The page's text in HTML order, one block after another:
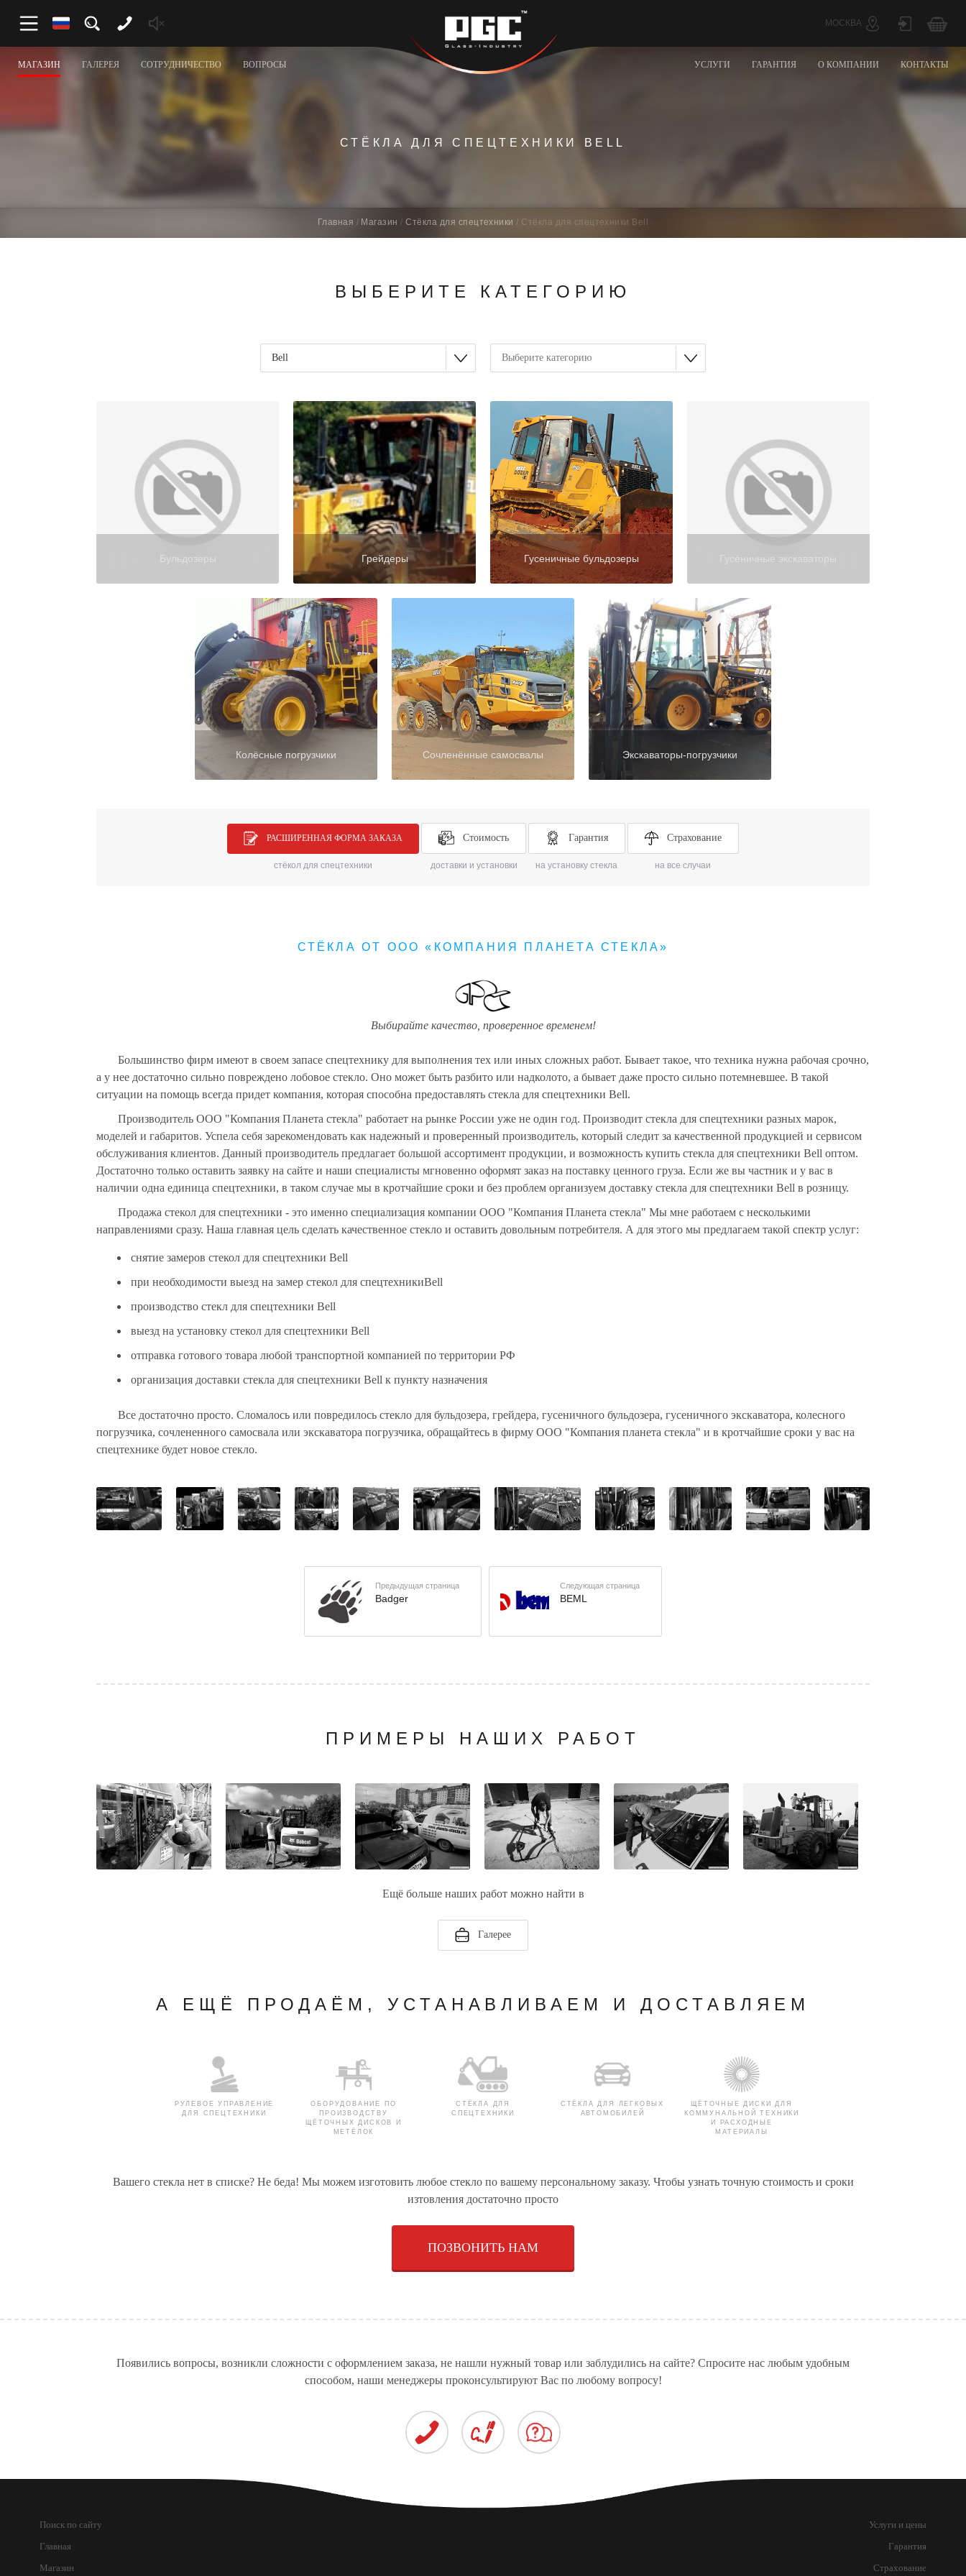
МОСКВА
МАГАЗИН ГАЛЕРЕЯ СОТРУДНИЧЕСТВО ВОПРОСЫ УСЛУГИ ГАРАНТИЯ О КОМПАНИИ КОНТАКТЫ
СТЁКЛА ДЛЯ СПЕЦТЕХНИКИ BELL
Главная Магазин Стёкла для спецтехники Стёкла для спецтехники Bell
ВЫБЕРИТЕ КАТЕГОРИЮ
Бульдозеры Грейдеры Гусеничные бульдозеры Гусеничные экскаваторы
Колёсные погрузчики Сочленённые самосвалы Экскаваторы-погрузчики
РАСШИРЕННАЯ ФОРМА ЗАКАЗА
стёкол для спецтехники
Стоимость
доставки и установки
Гарантия
на установку стекла
Страхование
на все случаи
СТЁКЛА ОТ ООО «КОМПАНИЯ ПЛАНЕТА СТЕКЛА»
Выбирайте качество, проверенное временем!
Большинство фирм имеют в своем запасе спецтехнику для выполнения тех или иных сложных работ. Бывает такое, что техника нужна рабочая срочно,
а у нее достаточно сильно повреждено лобовое стекло. Оно может быть разбито или надколото, а бывает даже просто сильно потемневшее. В такой
ситуации на помощь всегда придет компания, которая способна предоставлять стекла для спецтехники Bell.
Производитель ООО "Компания Планета стекла" работает на рынке России уже не один год. Производит стекла для спецтехники разных марок,
моделей и габаритов. Успела себя зарекомендовать как надежный и проверенный производитель, который следит за качественной продукцией и сервисом
обслуживания клиентов. Данный производитель предлагает большой ассортимент продукции, и возможность купить стекла для спецтехники Bell оптом.
Достаточно только оставить заявку на сайте и наши специалисты мгновенно оформят заказ на поставку ценного груза. Если же вы частник и у вас в
наличии одна единица спецтехники, в таком случае мы в кротчайшие сроки и без проблем организуем доставку стекла для спецтехники Bell в розницу.
Продажа стекол для спецтехники - это именно специализация компании ООО "Компания Планета стекла" Мы мне работаем с несколькими
направлениями сразу. Наша главная цель сделать качественное стекло и оставить довольным потребителя. А для этого мы предлагаем такой спектр услуг:
снятие замеров стекол для спецтехники Bell
при необходимости выезд на замер стекол для спецтехникиBell
производство стекл для спецтехники Bell
выезд на установку стекол для спецтехники Bell
отправка готового товара любой транспортной компанией по территории РФ
организация доставки стекла для спецтехники Bell к пункту назначения
Все достаточно просто. Сломалось или повредилось стекло для бульдозера, грейдера, гусеничного бульдозера, гусеничного экскаватора, колесного
погрузчика, сочлененного самосвала или экскаватора погрузчика, обращайтесь в фирму ООО "Компания планета стекла" и в кротчайшие сроки у вас на
спецтехнике будет новое стекло.
Предыдущая страница
Badger
Следующая страница
BEML
ПРИМЕРЫ НАШИХ РАБОТ
Ещё больше наших работ можно найти в
Галерее
А ЕЩЁ ПРОДАЁМ, УСТАНАВЛИВАЕМ И ДОСТАВЛЯЕМ
РУЛЕВОЕ УПРАВЛЕНИЕ
ДЛЯ СПЕЦТЕХНИКИ
ОБОРУДОВАНИЕ ПО
ПРОИЗВОДСТВУ
ЩЁТОЧНЫХ ДИСКОВ И
МЕТЁЛОК
СТЁКЛА ДЛЯ
СПЕЦТЕХНИКИ
СТЁКЛА ДЛЯ ЛЕГКОВЫХ
АВТОМОБИЛЕЙ
ЩЁТОЧНЫЕ ДИСКИ ДЛЯ
КОММУНАЛЬНОЙ ТЕХНИКИ
И РАСХОДНЫЕ
МАТЕРИАЛЫ
СТЁКЛА ДЛЯ ДУШЕВЫХ
Вашего стекла нет в списке? Не беда! Мы можем изготовить любое стекло по вашему персональному заказу. Чтобы узнать точную стоимость и сроки
изтовления достаточно просто
ПОЗВОНИТЬ НАМ
Появились вопросы, возникли сложности с оформлением заказа, не нашли нужный товар или заблудились на сайте? Спросите нас любым удобным
способом, наши менеджеры проконсультируют Вас по любому вопросу!
Поиск по сайту
Главная
Магазин
Услуги и цены
Гарантия
Страхование